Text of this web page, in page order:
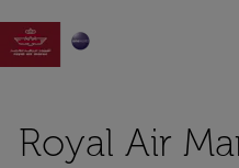

Royal Air